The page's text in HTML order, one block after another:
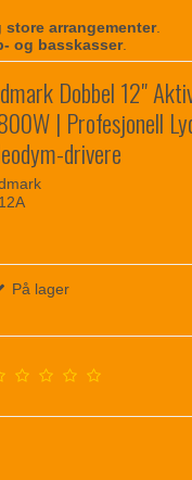
arrangementer.
og basskasser.
Dobbel 12"
| Profesjonell
drivere
På lager